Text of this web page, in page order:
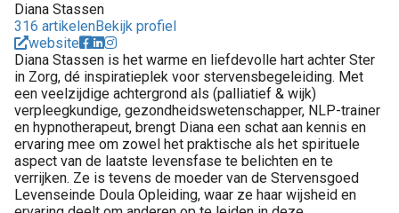
Diana Stassen
316 artikelenBekijk profiel
website
Diana Stassen is het warme en liefdevolle hart achter Ster
in Zorg, dé inspiratieplek voor stervensbegeleiding. Met
een veelzijdige achtergrond als (palliatief & wijk)
verpleegkundige, gezondheidswetenschapper, NLP-trainer
en hypnotherapeut, brengt Diana een schat aan kennis en
ervaring mee om zowel het praktische als het spirituele
aspect van de laatste levensfase te belichten en te
verrijken. Ze is tevens de moeder van de Stervensgoed
Levenseinde Doula Opleiding, waar ze haar wijsheid en